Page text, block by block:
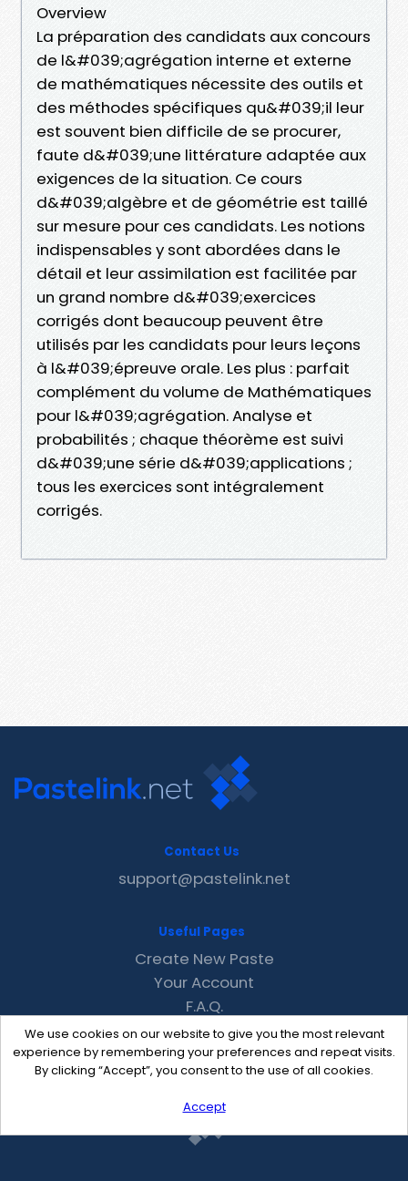
Overview
La préparation des candidats aux concours
de l&#039;agrégation interne et externe
de mathématiques nécessite des outils et
des méthodes spécifiques qu&#039;il leur
est souvent bien difficile de se procurer,
faute d&#039;une littérature adaptée aux
exigences de la situation. Ce cours
d&#039;algèbre et de géométrie est taillé
sur mesure pour ces candidats. Les notions
indispensables y sont abordées dans le
détail et leur assimilation est facilitée par
un grand nombre d&#039;exercices
corrigés dont beaucoup peuvent être
utilisés par les candidats pour leurs leçons
à l&#039;épreuve orale. Les plus : parfait
complément du volume de Mathématiques
pour l&#039;agrégation. Analyse et
probabilités ; chaque théorème est suivi
d&#039;une série d&#039;applications ;
tous les exercices sont intégralement
corrigés.
We use cookies on our website to give you the most relevant
experience by remembering your preferences and repeat visits.
By clicking “Accept”, you consent to the use of all cookies.
Accept
Contact Us
support@pastelink.net
Useful Pages
Create New Paste
Your Account
F.A.Q.
Recent
Contact